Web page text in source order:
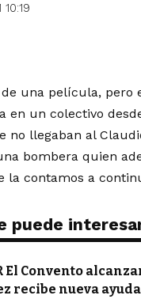
una película, pero
en un colectivo
no llegaban al
bombera quien
la contamos a
puede
El Convento
recibe nueva